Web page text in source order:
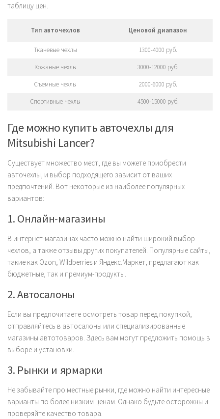
таблицу цен.
Тип авточехлов Ценовой диапазон
Тканевые чехлы 1300-4000 руб.
Кожаные чехлы 3000-12000 руб.
Съемные чехлы 2000-6000 руб.
Спортивные чехлы 4500-15000 руб.
Где можно купить авточехлы для
Mitsubishi Lancer?
Существует множество мест, где вы можете приобрести
авточехлы, и выбор подходящего зависит от ваших
предпочтений. Вот некоторые из наиболее популярных
вариантов:
1. Онлайн-магазины
В интернет-магазинах часто можно найти широкий выбор
чехлов, а также отзывы других покупателей. Популярные сайты,
такие как Ozon, Wildberries и Яндекс.Маркет, предлагают как
бюджетные, так и премиум-продукты.
2. Автосалоны
Если вы предпочитаете осмотреть товар перед покупкой,
отправляйтесь в автосалоны или специализированные
магазины автотоваров. Здесь вам могут предложить помощь в
выборе и установки.
3. Рынки и ярмарки
Не забывайте про местные рынки, где можно найти интересные
варианты по более низким ценам. Однако будьте осторожны и
проверяйте качество товара.